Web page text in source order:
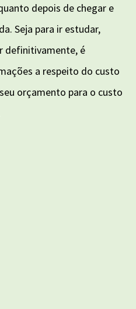
depois de chegar e
Seja para ir estudar,
definitivamente, é
a respeito do custo
orçamento para o custo